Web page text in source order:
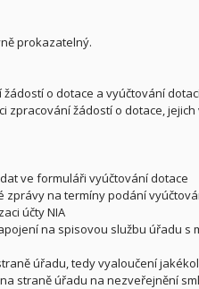
prokazatelný.
o dotace a vyúčtování
zpracování žádostí o dotace,
ve formuláři vyúčtování dotace
na termíny podání
účty NIA
na spisovou službu úřadu
úřadu, tedy vyaloučení
straně úřadu na nezveřejnění